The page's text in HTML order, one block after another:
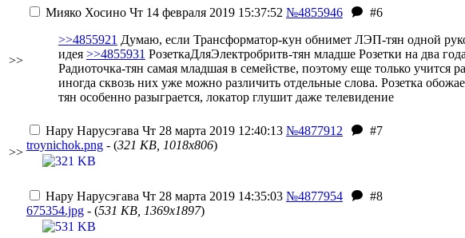
>>
Мияко Хосино Чт 14 февраля 2019 15:37:52 №4855946
#6
>>4855921 Думаю, если Трансформатор-кун обнимет ЛЭП-тян одной
идея >>4855931 РозеткаДляЭлектробритв-тян младше Розетки на два
Радиоточка-тян самая младшая в семействе, поэтому еще только учится
иногда сквозь них уже можно различить отдельные слова. Розетка
тян особенно разыграется, локатор глушит даже телевидение
>>
Нару Нарусэгава Чт 28 марта 2019 12:40:13 №4877912
#7
troynichok.png - (321 KB, 1018x806)
Нару Нарусэгава Чт 28 марта 2019 14:35:03 №4877954
#8
675354.jpg - (531 KB, 1369x1897)